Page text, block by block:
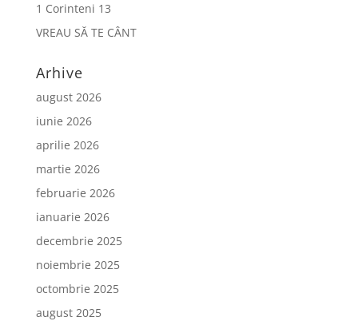
1 Corinteni 13
VREAU SĂ TE CÂNT
Arhive
august 2026
iunie 2026
aprilie 2026
martie 2026
februarie 2026
ianuarie 2026
decembrie 2025
noiembrie 2025
octombrie 2025
august 2025